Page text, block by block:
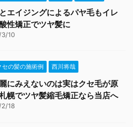
エイジングによるパヤ毛もイレ
性矯正でツヤ髪に
10
セの髪の施術例 西川将哉
にみえないのは実はクセ毛が原
幌でツヤ髪縮毛矯正なら当店へ
18